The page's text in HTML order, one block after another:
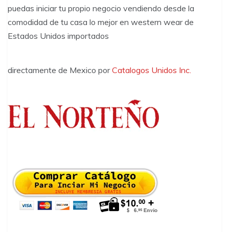
puedas iniciar tu propio negocio vendiendo desde la
comodidad de tu casa lo mejor en western wear de
Estados Unidos importados
directamente de Mexico porCatalogos Unidos Inc.